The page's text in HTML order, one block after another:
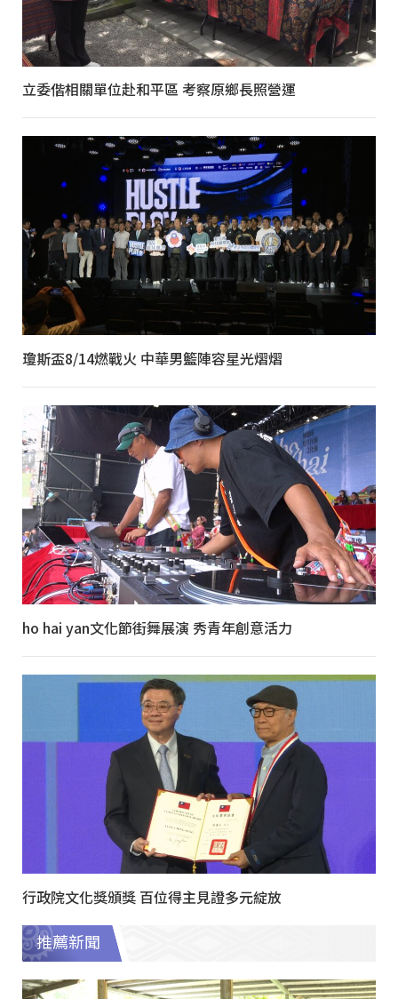
立委偕相關單位赴和平區 考察原鄉長照營運
瓊斯盃8/14燃戰火 中華男籃陣容星光熠熠
ho hai yan文化節街舞展演 秀青年創意活力
行政院文化獎頒獎 百位得主見證多元綻放
推薦新聞